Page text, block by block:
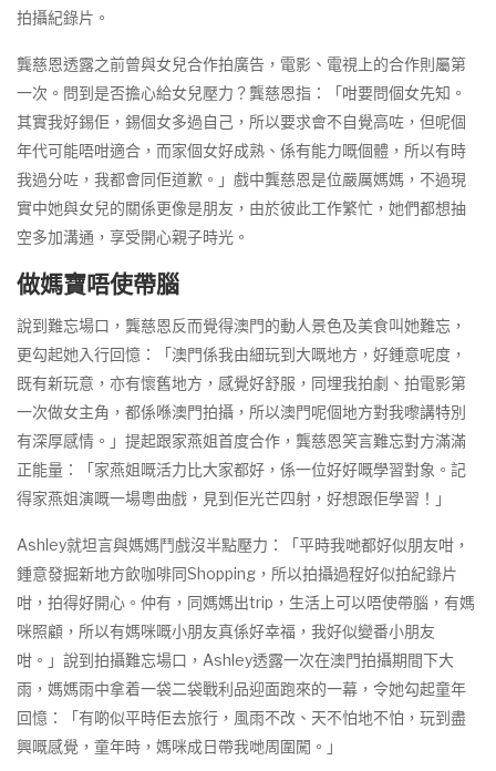
拍攝紀錄片。
龔慈恩透露之前曾與女兒合作拍廣告，電影、電視上的合作則屬第
一次。問到是否擔心給女兒壓力？龔慈恩指：「咁要問個女先知。
其實我好錫佢，錫個女多過自己，所以要求會不自覺高咗，但呢個
年代可能唔咁適合，而家個女好成熟、係有能力嘅個體，所以有時
我過分咗，我都會同佢道歉。」戲中龔慈恩是位嚴厲媽媽，不過現
實中她與女兒的關係更像是朋友，由於彼此工作繁忙，她們都想抽
空多加溝通，享受開心親子時光。
做媽寶唔使帶腦
說到難忘場口，龔慈恩反而覺得澳門的動人景色及美食叫她難忘，
更勾起她入行回憶：「澳門係我由細玩到大嘅地方，好鍾意呢度，
既有新玩意，亦有懷舊地方，感覺好舒服，同埋我拍劇、拍電影第
一次做女主角，都係喺澳門拍攝，所以澳門呢個地方對我嚟講特別
有深厚感情。」提起跟家燕姐首度合作，龔慈恩笑言難忘對方滿滿
正能量：「家燕姐嘅活力比大家都好，係一位好好嘅學習對象。記
得家燕姐演嘅一場粵曲戲，見到佢光芒四射，好想跟佢學習！」
Ashley就坦言與媽媽鬥戲沒半點壓力：「平時我哋都好似朋友咁，
鍾意發掘新地方飲咖啡同Shopping，所以拍攝過程好似拍紀錄片
咁，拍得好開心。仲有，同媽媽出trip，生活上可以唔使帶腦，有媽
咪照顧，所以有媽咪嘅小朋友真係好幸福，我好似變番小朋友
咁。」說到拍攝難忘場口，Ashley透露一次在澳門拍攝期間下大
雨，媽媽雨中拿着一袋二袋戰利品迎面跑來的一幕，令她勾起童年
回憶：「有啲似平時佢去旅行，風雨不改、天不怕地不怕，玩到盡
興嘅感覺，童年時，媽咪成日帶我哋周圍闖。」